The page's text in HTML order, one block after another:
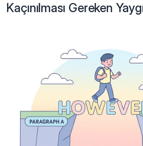
Kaçınılması Gereken